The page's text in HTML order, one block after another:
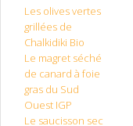
Les olives vertes
grillées de
Chalkidiki Bio
Le magret séché
de canard à foie
gras du Sud
Ouest IGP
Le saucisson sec